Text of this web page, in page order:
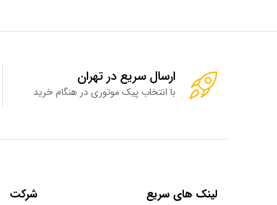
ارسال سریع در تهران
با انتخاب پیک موتوری در هنگام خرید
لینک های سریع شرکت